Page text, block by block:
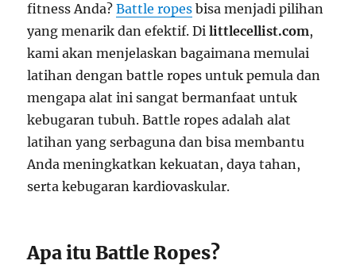
fitness Anda?Battle ropes bisa menjadi pilihan
yang menarik dan efektif. Dilittlecellist.com,
kami akan menjelaskan bagaimana memulai
latihan dengan battle ropes untuk pemula dan
mengapa alat ini sangat bermanfaat untuk
kebugaran tubuh. Battle ropes adalah alat
latihan yang serbaguna dan bisa membantu
Anda meningkatkan kekuatan, daya tahan,
serta kebugaran kardiovaskular.
Apa itu Battle Ropes?